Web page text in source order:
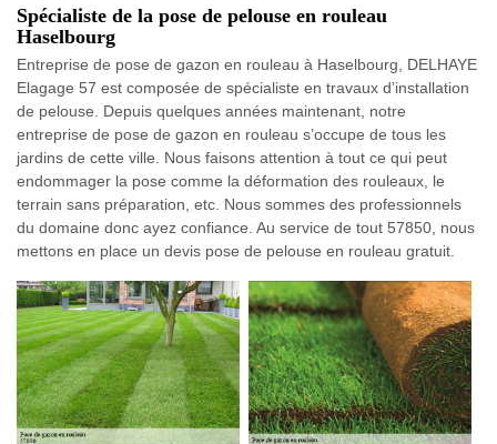
Spécialiste de la pose de pelouse en rouleau
Haselbourg
Entreprise de pose de gazon en rouleau à Haselbourg, DELHAYE
Elagage 57 est composée de spécialiste en travaux d’installation
de pelouse. Depuis quelques années maintenant, notre
entreprise de pose de gazon en rouleau s’occupe de tous les
jardins de cette ville. Nous faisons attention à tout ce qui peut
endommager la pose comme la déformation des rouleaux, le
terrain sans préparation, etc. Nous sommes des professionnels
du domaine donc ayez confiance. Au service de tout 57850, nous
mettons en place un devis pose de pelouse en rouleau gratuit.